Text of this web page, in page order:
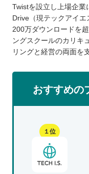
Twistを設立し上場企
Drive（現テックアイエ
200万ダウンロードを
ングスクールのカリキ
リングと経営の両面を
おすすめの
１位